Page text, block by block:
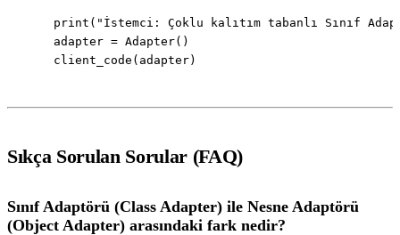
Sıkça Sorulan Sorular (FAQ)
Sınıf Adaptörü (Class Adapter) ile Nesne Adaptörü
(Object Adapter) arasındaki fark nedir?